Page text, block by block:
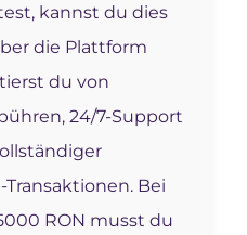
kannst du dies
die Plattform
du von
24/7-Support
Bei
RON musst du